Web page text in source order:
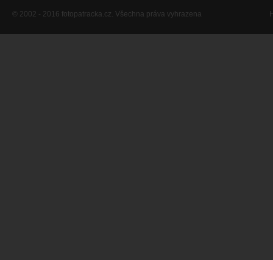
© 2002 - 2016 fotopatracka.cz. Všechna práva vyhrazena